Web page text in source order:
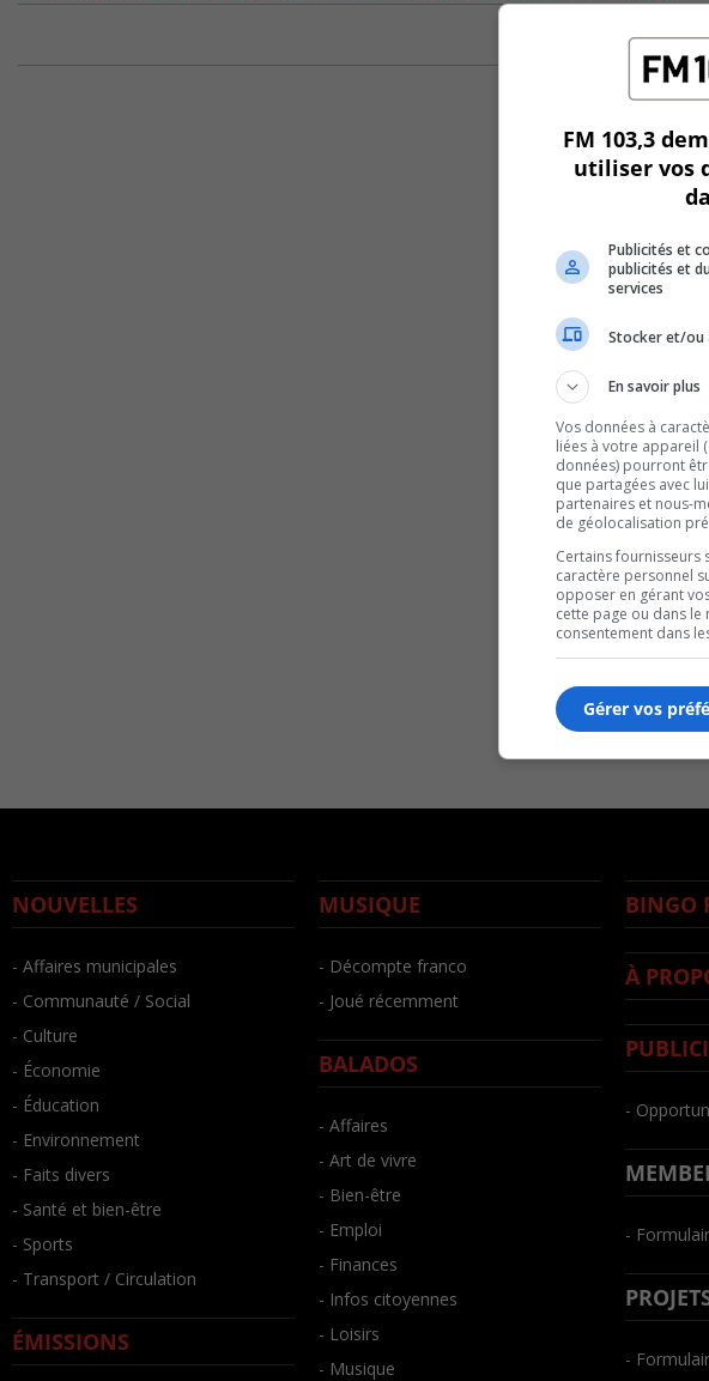
NOUVELLES
- Affaires municipales
- Communauté / Social
- Culture
- Économie
- Éducation
- Environnement
- Faits divers
- Santé et bien-être
- Sports
- Transport / Circulation
ÉMISSIONS
MUSIQUE
- Décompte franco
- Joué récemment
BALADOS
- Affaires
- Art de vivre
- Bien-être
- Emploi
- Finances
- Infos citoyennes
- Loisirs
- Musique
BINGO
À
-
-
-
FM 103,3
utiliser vos
Publicités et
publicités et
services
Stocker et/ou
En savoir plus
Vos données à
liées à votre appareil
données) pourront
que partagées avec
partenaires et nous-
de géolocalisation
Certains fournisseurs
caractère personnel
opposer en gérant
cette page ou dans
consentement dans
Gérer vos